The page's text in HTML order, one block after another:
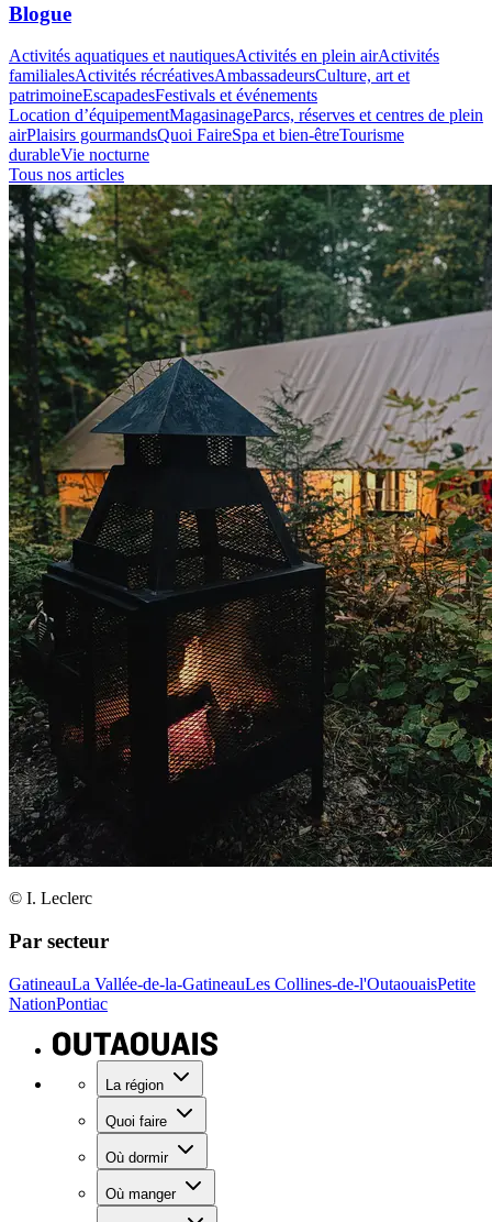
Blogue
Activités aquatiques et nautiquesActivités en plein airActivités
familialesActivités récréativesAmbassadeursCulture, art et
patrimoineEscapadesFestivals et événements
Location d’équipementMagasinageParcs, réserves et centres de plein
airPlaisirs gourmandsQuoi FaireSpa et bien-êtreTourisme
durableVie nocturne
Tous nos articles
© I. Leclerc
Par secteur
GatineauLa Vallée-de-la-GatineauLes Collines-de-l'OutaouaisPetite
NationPontiac
La région
Quoi faire
Où dormir
Où manger